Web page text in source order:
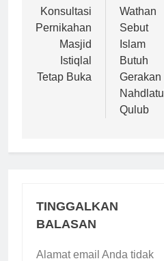
Konsultasi
Pernikahan
Masjid
Istiqlal
Tetap Buka
Wathan
Sebut
Islam
Butuh
Gerakan
Nahdlatul
Qulub
TINGGALKAN
BALASAN
Alamat email Anda tidak